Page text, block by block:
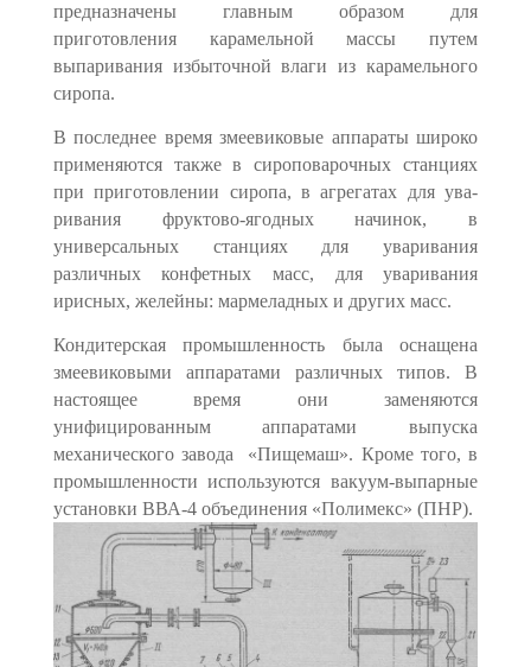
предназначены главным образом для
приготовления карамельной массы путем
выпаривания избыточной влаги из карамельного
сиропа.
В последнее время змеевиковые аппараты широко
применяются также в сироповарочных станциях
при приготовлении сиропа, в агрегатах для ува­
ривания фруктово-ягодных начинок, в
универсальных станциях для ува­ривания
различных конфетных масс, для уваривания
ирисных, желейны: мармеладных и других масс.
Кондитерская промышленность была оснащена
змеевиковыми аппаратами различных типов. В
настоящее время они заменяются
унифицированным аппаратами выпуска
механического завода «Пищемаш». Кроме того, в
промышленности используются вакуум-выпарные
установки ВВА-4 объединения «Полимекс» (ПНР).